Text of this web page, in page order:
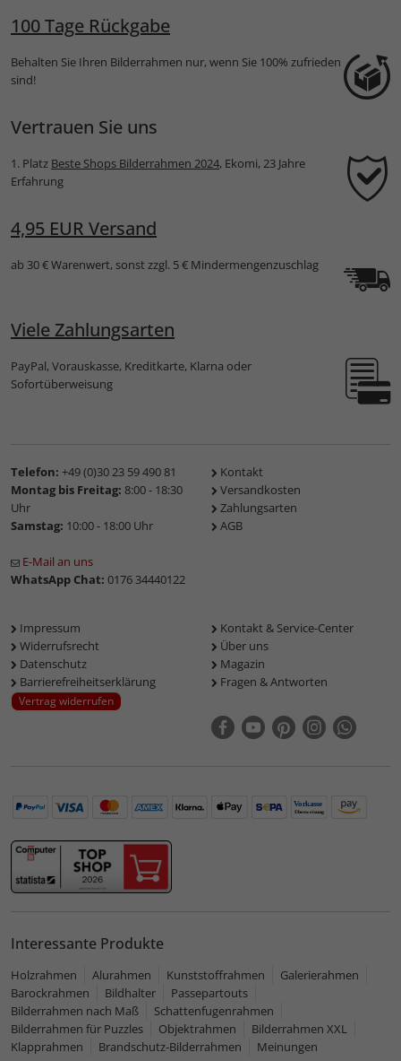
100 Tage Rückgabe
Behalten Sie Ihren Bilderrahmen nur, wenn Sie 100% zufrieden
sind!
Vertrauen Sie uns
1. Platz Beste Shops Bilderrahmen 2024, Ekomi, 23 Jahre
Erfahrung
4,95 EUR Versand
ab 30 € Warenwert, sonst zzgl. 5 € Mindermengenzuschlag
Viele Zahlungsarten
PayPal, Vorauskasse, Kreditkarte, Klarna oder
Sofortüberweisung
Telefon: +49 (0)30 23 59 490 81
Montag bis Freitag: 8:00 - 18:30
Uhr
Samstag: 10:00 - 18:00 Uhr
E-Mail an uns
WhatsApp Chat: 0176 34440122
Kontakt
Versandkosten
Zahlungsarten
AGB
Impressum
Widerrufsrecht
Datenschutz
Barrierefreiheitserklärung
Vertrag widerrufen
Kontakt & Service-Center
Über uns
Magazin
Fragen & Antworten
Interessante Produkte
Holzrahmen Alurahmen Kunststoffrahmen
Galerierahmen
Barockrahmen
Bildhalter
Passepartouts
Bilderrahmen nach Maß
Schattenfugenrahmen
Bilderrahmen für Puzzles
Objektrahmen
Bilderrahmen XXL
Klapprahmen
Brandschutz-Bilderrahmen Meinungen